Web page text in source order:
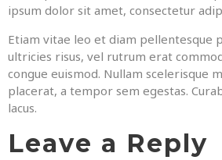
ipsum dolor sit amet, consectetur
Etiam vitae leo et diam pellentesque
ultricies risus, vel rutrum erat
congue euismod. Nullam scelerisque
placerat, a tempor sem egestas.
lacus.
Leave a Reply